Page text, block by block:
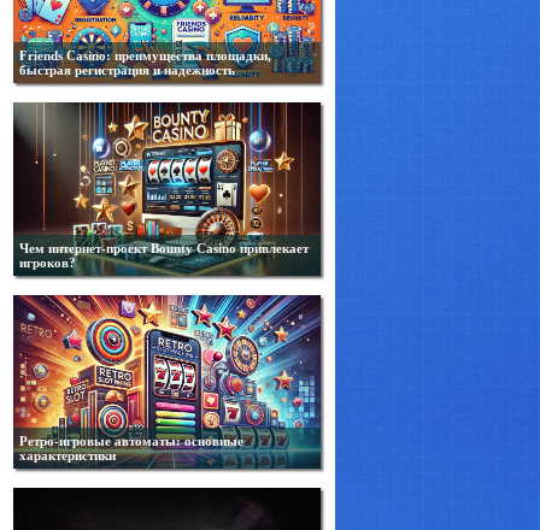
Friends Casino: преимущества площадки,
быстрая регистрация и надежность
Чем интернет-проект Bounty Casino привлекает
игроков?
Ретро-игровые автоматы: основные
характеристики